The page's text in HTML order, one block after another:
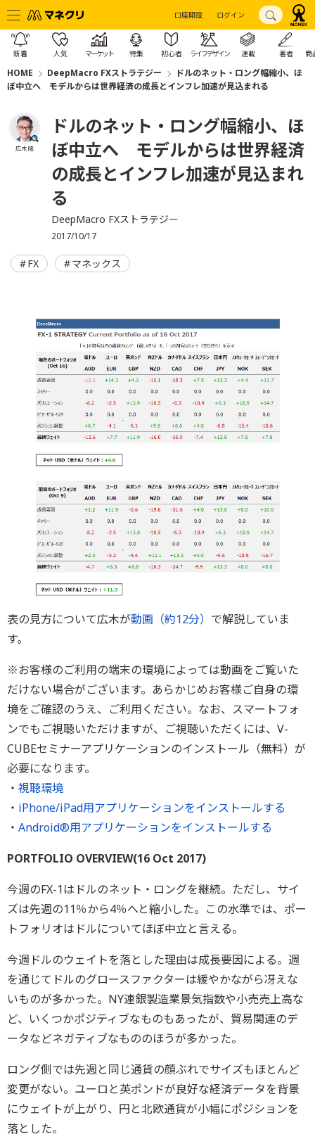
口座開設 ログイン
新着 人気 マーケット 特集 初心者 ライフデザイン 連載 著者 商
HOME DeepMacro FXストラテジー
ドルのネット・ロング幅縮小、ほ
ぼ中立へ モデルからは世界経済の成長とインフレ加速が見込まれる
広木 隆
ドルのネット・ロング幅縮小、ほ
ぼ中立へ モデルからは世界経済
の成長とインフレ加速が見込まれ
る
DeepMacro FXストラテジー
2017/10/17
FX マネックス
表の見方について広木が動画（約12分） で解説していま
す。
※お客様のご利用の端末の環境によっては動画をご覧いた
だけない場合がございます。あらかじめお客様ご自身の環
境をご確認のうえ、ご利用ください。なお、スマートフォ
ンでもご視聴いただけますが、ご視聴いただくには、V-
CUBEセミナーアプリケーションのインストール（無料）が
必要になります。
・ 視聴環境
・ iPhone/iPad用アプリケーションをインストールする
・ Android®用アプリケーションをインストールする
PORTFOLIO OVERVIEW(16 Oct 2017)
今週のFX-1はドルのネット・ロングを継続。ただし、サイ
ズは先週の11％から4％へと縮小した。この水準では、ポー
トフォリオはドルについてほぼ中立と言える。
今週ドルのウェイトを落とした理由は成長要因による。週
を通じてドルのグロースファクターは緩やかながら冴えな
いものが多かった。NY連銀製造業景気指数や小売売上高な
ど、いくつかポジティブなものもあったが、貿易関連のデ
ータなどネガティブなもののほうが多かった。
ロング側では先週と同じ通貨の顔ぶれでサイズもほとんど
変更がない。ユーロと英ポンドが良好な経済データを背景
にウェイトが上がり、円と北欧通貨が小幅にポジションを
落とした。